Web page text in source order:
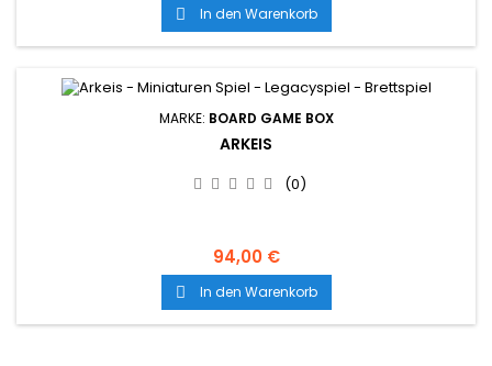
 In den Warenkorb
MARKE: BOARD GAME BOX
ARKEIS
(0)
94,00 €
 In den Warenkorb